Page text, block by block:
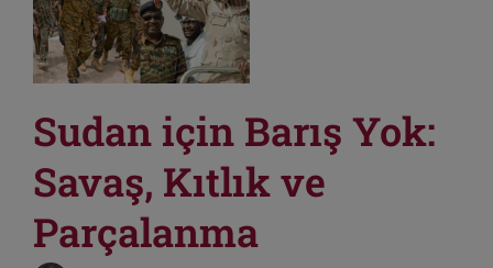
Sudan için Barış Yok:
Savaş, Kıtlık ve
Parçalanma